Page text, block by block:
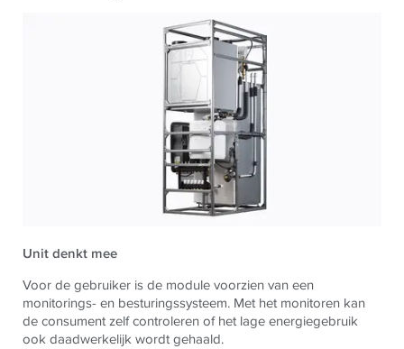
Unit denkt mee
Voor de gebruiker is de module voorzien van een
monitorings- en besturingssysteem. Met het monitoren kan
de consument zelf controleren of het lage energiegebruik
ook daadwerkelijk wordt gehaald.